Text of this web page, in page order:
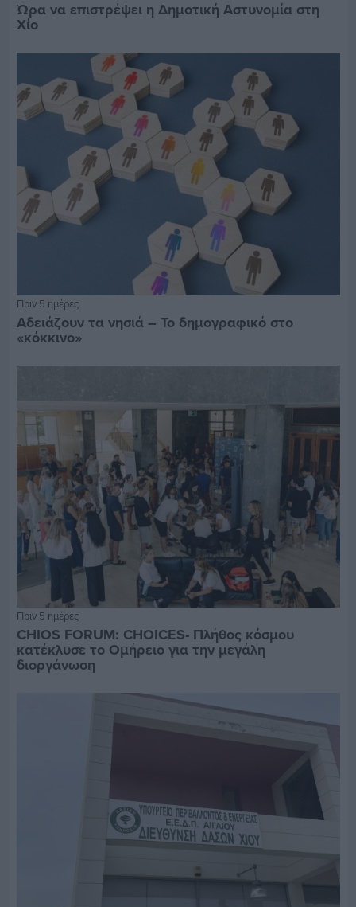
Ώρα να επιστρέψει η Δημοτική Αστυνομία στη
Χίο
Πριν 5 ημέρες
Αδειάζουν τα νησιά – Το δημογραφικό στο
«κόκκινο»
Πριν 5 ημέρες
CHIOS FORUM: CHOICES- Πλήθος κόσμου
κατέκλυσε το Ομήρειο για την μεγάλη
διοργάνωση